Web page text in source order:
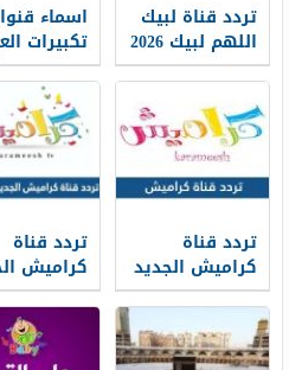
تردد قناة لبيك
اللهم لبيك 2026
على نايل سات
اسماء
تكبيرات
2026
تردد قناة
كراميش الجديد
2026 Karameesh
TV على نايل
سات وعرب سات
تردد قناة
كراميش
2026 نايل سات